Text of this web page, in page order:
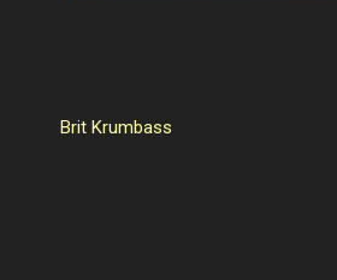
Brit Krumbass